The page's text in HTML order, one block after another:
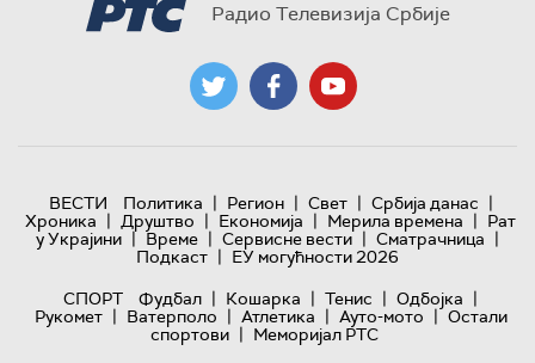
Радио Телевизија Србије
ВЕСТИ Политика | Регион | Свет | Србија данас |
Хроника | Друштво | Економија | Мерила времена | Рат
у Украјини | Време | Сервисне вести | Сматрачница |
Подкаст | ЕУ могућности 2026
СПОРТ
Фудбал | Кошарка | Тенис | Одбојка |
Рукомет | Ватерполо | Атлетика | Ауто-мото | Остали
спортови | Меморијал РТС